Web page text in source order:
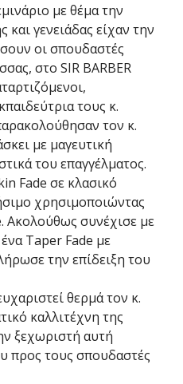
με θέμα την
γενειάδας είχαν την
οι σπουδαστές
στο SIR BARBER
τους κ.
τον κ.
με μαγευτική
του επαγγέλματος.
Fade σε κλασικό
χρησιμοποιώντας
Ακολούθως συνέχισε με
Taper Fade με
την επίδειξη του
θερμά τον κ.
καλλιτέχνη της
ξεχωριστή αυτή
προς τους σπουδαστές